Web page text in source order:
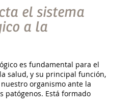
el sistema
a la
es fundamental para el
salud, y su principal función,
organismo ante la
patógenos. Está formado